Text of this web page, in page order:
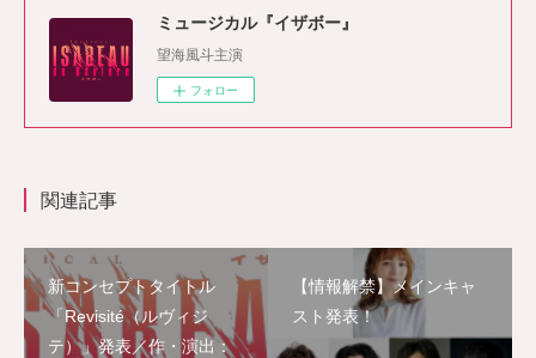
ミュージカル『イザボー』
望海風斗主演
フォロー
関連記事
新コンセプトタイトル
「Revisité（ルヴィジ
テ）」発表／作・演出：
【情報解禁】メインキャ
スト発表！